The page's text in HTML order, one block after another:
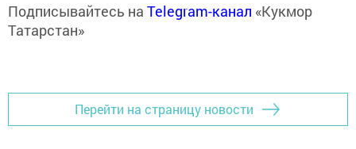
Подписывайтесь на Telegram-канал «Кукмор
Татарстан»
Перейти на страницу новости